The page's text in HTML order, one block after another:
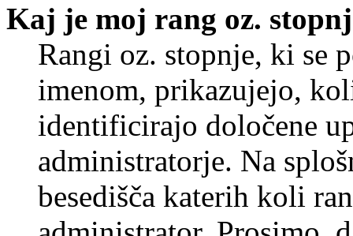
Kaj je moj rang oz.
Rangi oz. stopnje, ki se
imenom, prikazujejo,
identificirajo določene
administratorje. Na
besedišča katerih koli